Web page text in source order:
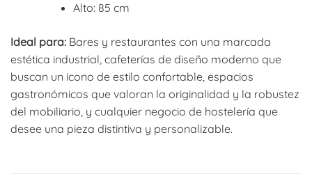
Alto: 85 cm
Ideal para: Bares y restaurantes con una marcada
estética industrial, cafeterías de diseño moderno que
buscan un icono de estilo confortable, espacios
gastronómicos que valoran la originalidad y la robustez
del mobiliario, y cualquier negocio de hostelería que
desee una pieza distintiva y personalizable.